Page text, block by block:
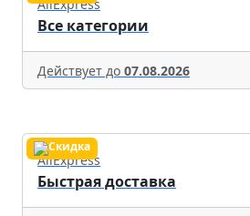
AliExpress
Все категории
Действует до 07.08.2026
AliExpress
Быстрая доставка